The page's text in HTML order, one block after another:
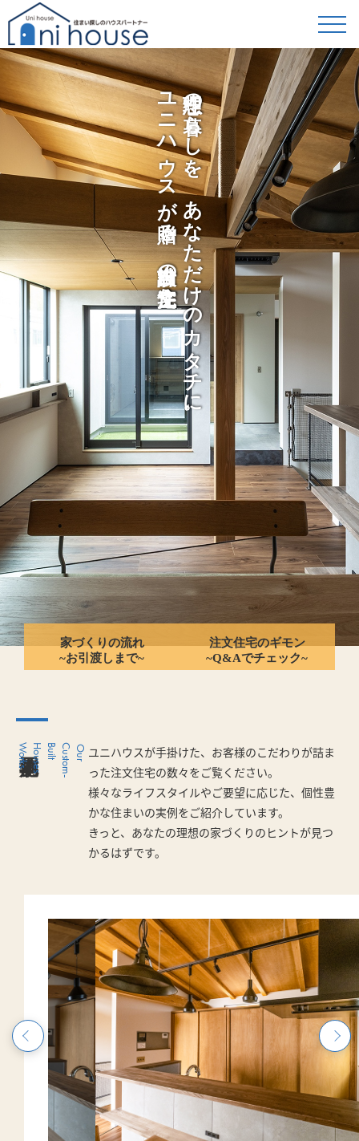
理想の暮らしを、あなただけのカタチに。
ユニハウスが贈る、自由設計の注文住宅。
家づくりの流れ
~お引渡しまで~
注文住宅のギモン
~Q&Aでチェック~
O
u
r
C
u
s
t
o
m
-
B
u
i
l
t
H
o
u
s
e
s
W
o
r
k
s
ユニハウスが手掛けた、お客様のこだわりが詰ま
った注文住宅の数々をご覧ください。
様々なライフスタイルやご要望に応じた、個性豊
かな住まいの実例をご紹介しています。
きっと、あなたの理想の家づくりのヒントが見つ
かるはずです。